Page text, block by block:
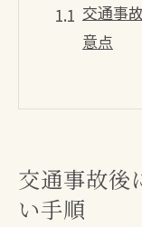
交通事
意点
接骨院
べきか
方法
接骨院
交通事故後
い手順